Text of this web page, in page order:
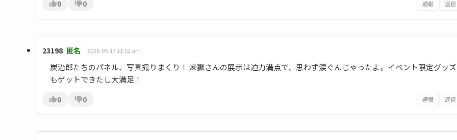
0 0 通報 返信
23198 匿名 2026-05-17 11:52 am
炭治郎たちのパネル、写真撮りまくり！ 煉獄さんの展示は迫力満点で、思わず涙ぐんじゃったよ。イベント限定グッズ
もゲットできたし大満足！
0 0 通報 返信